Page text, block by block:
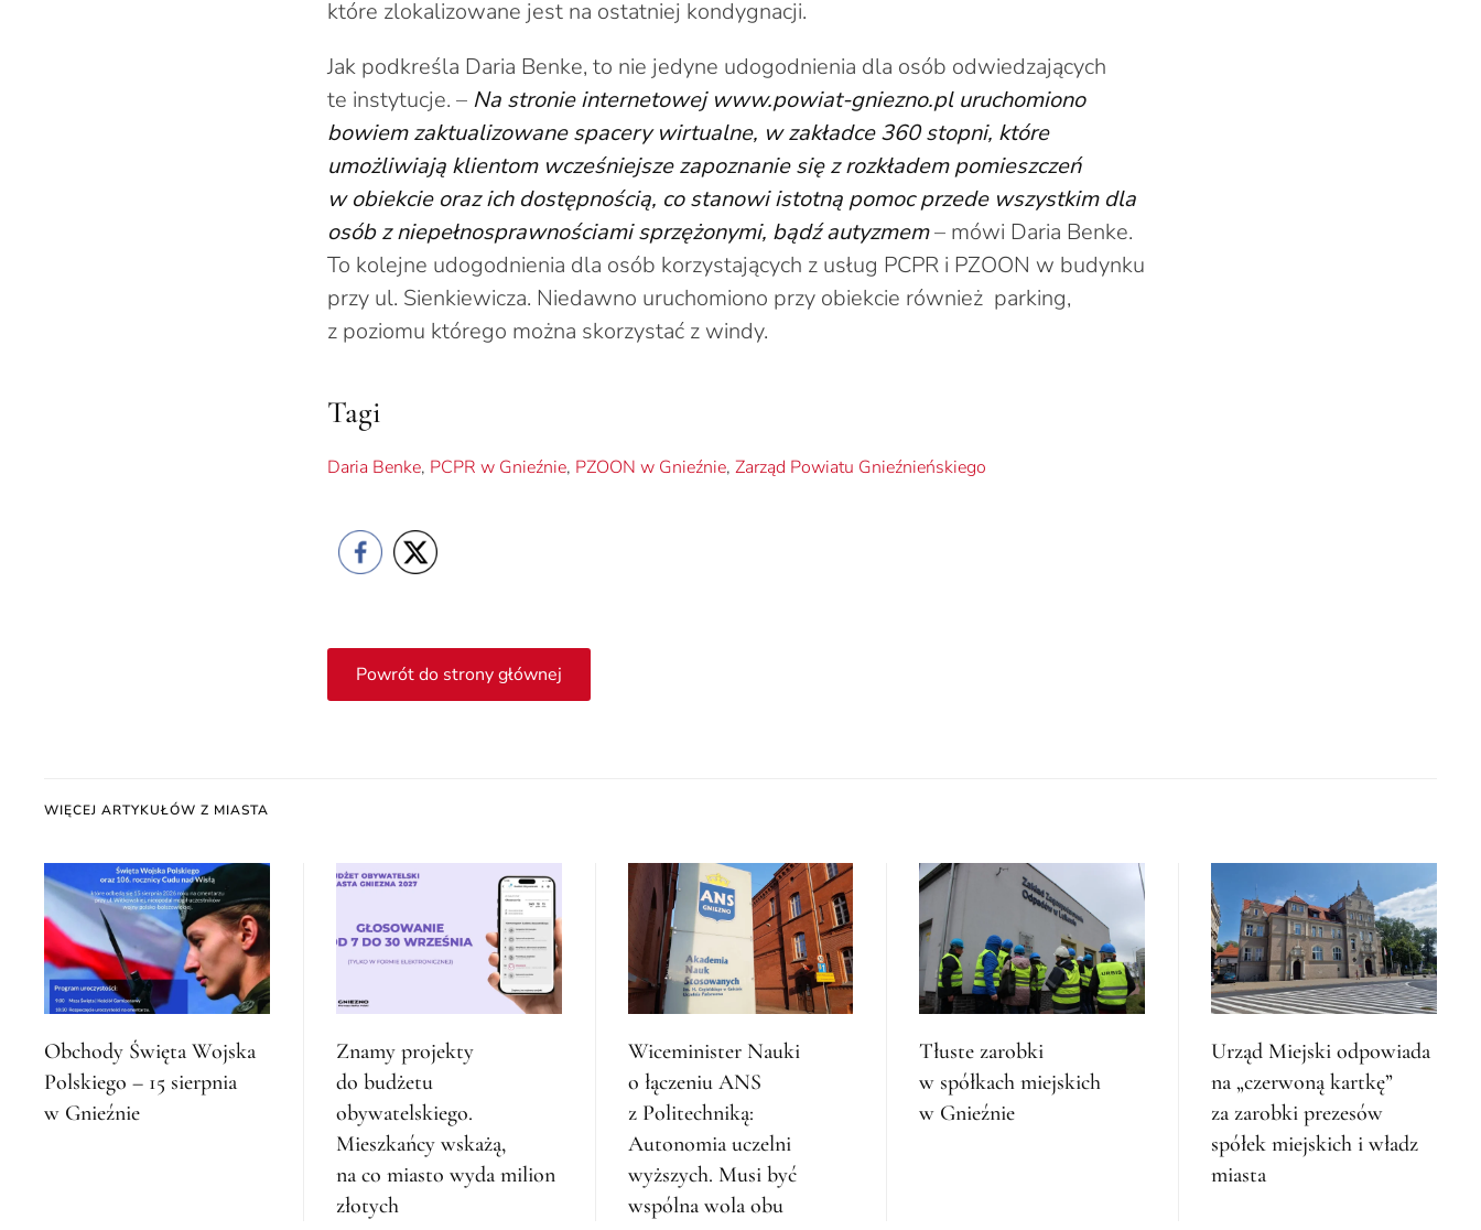
które zlokalizowane jest na ostatniej kondygnacji.
Jak podkreśla Daria Benke, to nie jedyne udogodnienia dla osób odwiedzających
te instytucje. – Na stronie internetowej www.powiat-gniezno.pl uruchomiono
bowiem zaktualizowane spacery wirtualne, w zakładce 360 stopni, które
umożliwiają klientom wcześniejsze zapoznanie się z rozkładem pomieszczeń
w obiekcie oraz ich dostępnością, co stanowi istotną pomoc przede wszystkim dla
osób z niepełnosprawnościami sprzężonymi, bądź autyzmem– mówi Daria Benke.
To kolejne udogodnienia dla osób korzystających z usług PCPR i PZOON w budynku
przy ul. Sienkiewicza. Niedawno uruchomiono przy obiekcie również parking,
z poziomu którego można skorzystać z windy.
Tagi
Daria Benke, PCPR w Gnieźnie, PZOON w Gnieźnie, Zarząd Powiatu Gnieźnieńskiego
Powrót do strony głównej
WIĘCEJ ARTYKUŁÓW Z MIASTA
Obchody Święta Wojska
Polskiego – 15 sierpnia
w Gnieźnie
Znamy projekty
do budżetu
obywatelskiego.
Mieszkańcy wskażą,
na co miasto wyda milion
złotych
Wiceminister Nauki
o łączeniu ANS
z Politechniką:
Autonomia uczelni
wyższych. Musi być
wspólna wola obu
Tłuste zarobki
w spółkach miejskich
w Gnieźnie
Urząd Miejski odpowiada
na „czerwoną kartkę”
za zarobki prezesów
spółek miejskich i władz
miasta